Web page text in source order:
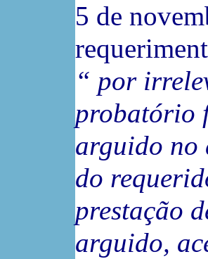
5 de
“ por
probatório
arguido no
do
prestação
arguido,